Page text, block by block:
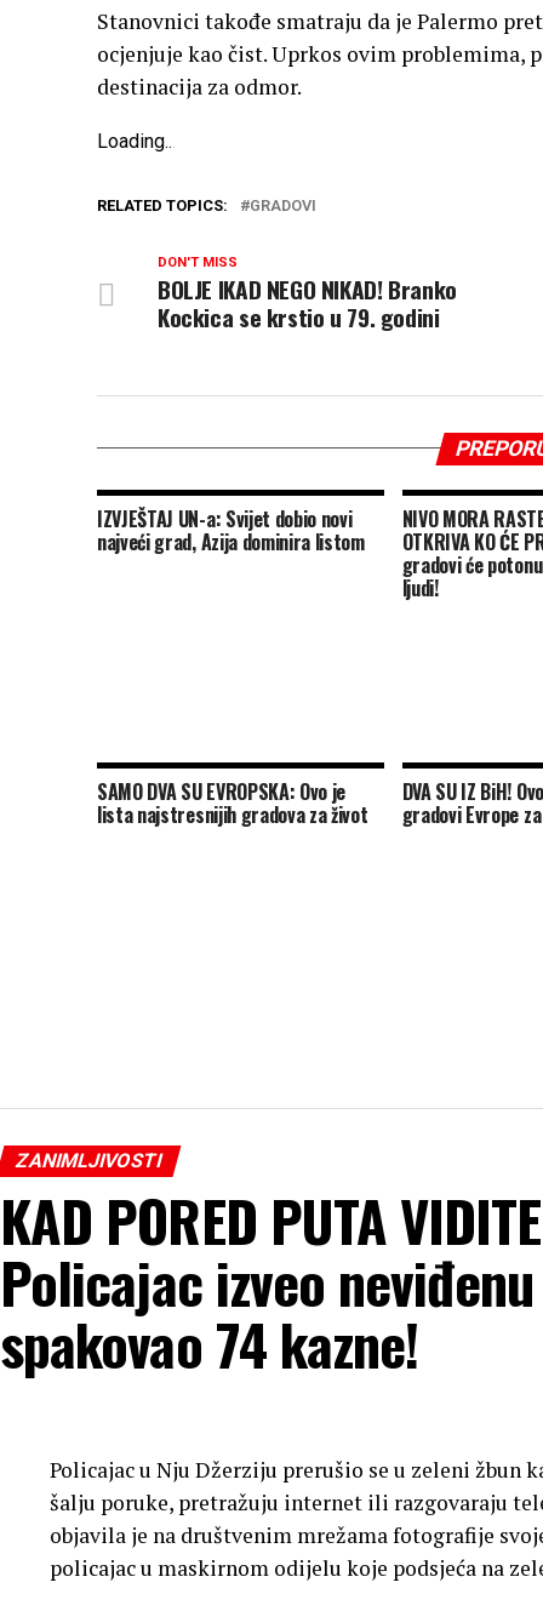
Stanovnici takođe smatraju da je Palermo
ocjenjuje kao čist. Uprkos ovim problemima,
destinacija za odmor.
Loading..
RELATED TOPICS: GRADOVI
DON'T MISS
BOLJE IKAD NEGO NIKAD! Branko
Kockica se krstio u 79. godini
IZVJEŠTAJ UN-a: Svijet dobio novi
najveći grad, Azija dominira listom
NIVO MORA
OTKRIVA KO ĆE
gradovi će
ljudi!
SAMO DVA SU EVROPSKA: Ovo je
lista najstresnijih gradova za život
DVA SU IZ BiH!
gradovi Evrope
ZANIMLJIVOSTI
KAD PORED PUTA
Policajac izveo
spakovao 74 kazne!
Policajac u Nju Džerziju prerušio se u zeleni žbun
šalju poruke, pretražuju internet ili razgovaraju
objavila je na društvenim mrežama fotografije
policajac u maskirnom odijelu koje podsjeća na